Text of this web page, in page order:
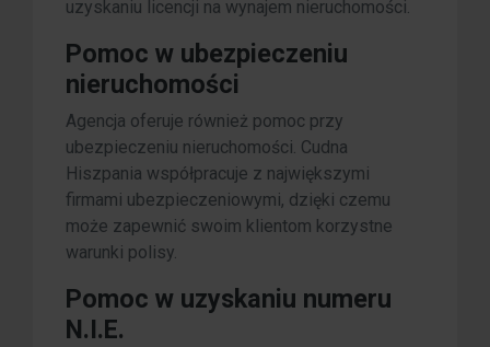
uzyskaniu licencji na wynajem nieruchomości.
Pomoc w ubezpieczeniu
nieruchomości
Agencja oferuje również pomoc przy
ubezpieczeniu nieruchomości. Cudna
Hiszpania współpracuje z największymi
firmami ubezpieczeniowymi, dzięki czemu
może zapewnić swoim klientom korzystne
warunki polisy.
Pomoc w uzyskaniu numeru
N.I.E.